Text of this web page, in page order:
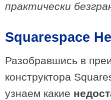
практически
Squarespace
Разобравшись в
конструктора
узнаем какие